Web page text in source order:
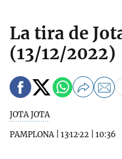
La tira de
(13/12/2022)
JOTA JOTA
PAMPLONA| 13·12·22 10:36